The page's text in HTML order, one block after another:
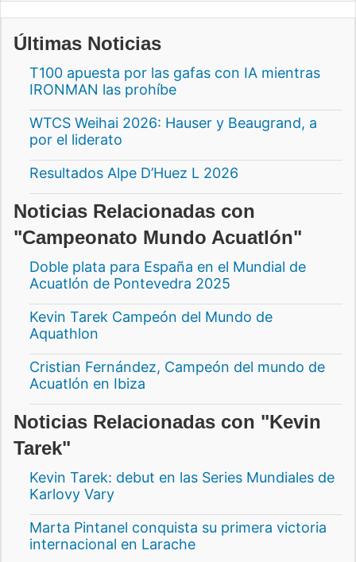
Últimas Noticias
T100 apuesta por las gafas con IA mientras
IRONMAN las prohíbe
WTCS Weihai 2026: Hauser y Beaugrand, a
por el liderato
Resultados Alpe D’Huez L 2026
Noticias Relacionadas con
"Campeonato Mundo Acuatlón"
Doble plata para España en el Mundial de
Acuatlón de Pontevedra 2025
Kevin Tarek Campeón del Mundo de
Aquathlon
Cristian Fernández, Campeón del mundo de
Acuatlón en Ibiza
Noticias Relacionadas con "Kevin
Tarek"
Kevin Tarek: debut en las Series Mundiales de
Karlovy Vary
Marta Pintanel conquista su primera victoria
internacional en Larache